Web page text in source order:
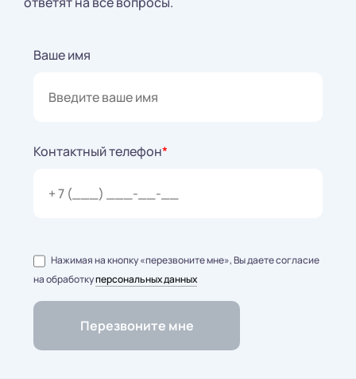
Ваше имя
Контактный телефон*
Нажимая на кнопку «перезвоните мне», Вы даете согласие
на обработкуперсональных данных